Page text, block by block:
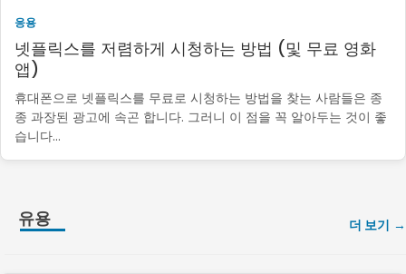
응용
넷플릭스를 저렴하게 시청하는 방법 (및 무료 영화
앱)
휴대폰으로 넷플릭스를 무료로 시청하는 방법을 찾는 사람들은 종
종 과장된 광고에 속곤 합니다. 그러니 이 점을 꼭 알아두는 것이 좋
습니다...
유용 더 보기